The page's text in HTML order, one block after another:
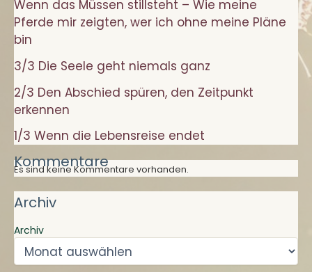
Wenn das Müssen stillsteht – Wie meine
Pferde mir zeigten, wer ich ohne meine Pläne
bin
3/3 Die Seele geht niemals ganz
2/3 Den Abschied spüren, den Zeitpunkt
erkennen
1/3 Wenn die Lebensreise endet
Kommentare
Es sind keine Kommentare vorhanden.
Archiv
Archiv